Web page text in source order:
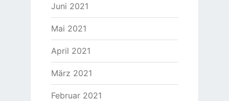
Juni 2021
Mai 2021
April 2021
März 2021
Februar 2021